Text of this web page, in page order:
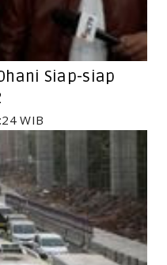
Siap-siap
WIB